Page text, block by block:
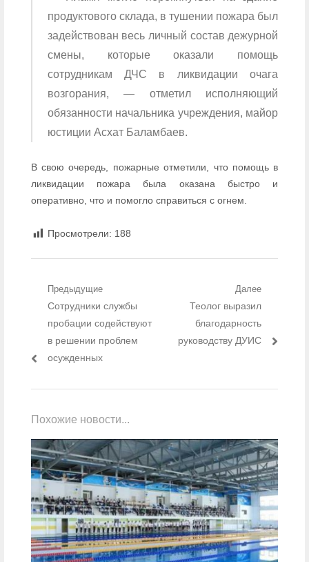
продуктового склада, в тушении пожара был
задействован весь личный состав дежурной
смены, которые оказали помощь
сотрудникам ДЧС в ликвидации очага
возгорания, — отметил исполняющий
обязанности начальника учреждения, майор
юстиции Асхат Баламбаев.
В свою очередь, пожарные отметили, что помощь в
ликвидации пожара была оказана быстро и
оперативно, что и помогло справиться с огнем.
Просмотрели: 188
Навигация по записям
Предыдущие
Предыдущий пост:
Сотрудники службы
пробации содействуют
в решении проблем
осужденных
Далее
Следующий пост:
Теолог выразил
благодарность
руководству ДУИС
Похожие новости...